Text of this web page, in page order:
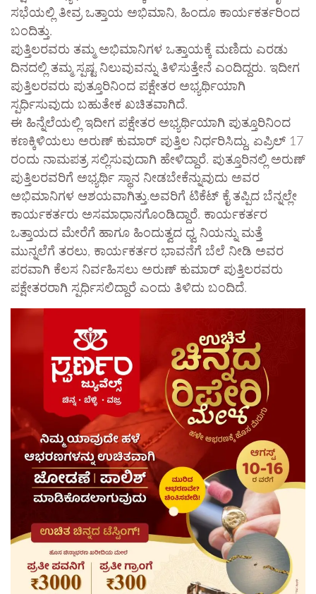
ಸಭೆಯಲ್ಲಿ ತೀವ್ರ ಒತ್ತಾಯ ಅಭಿಮಾನಿ, ಹಿಂದೂ ಕಾರ್ಯಕರ್ತರಿಂದ
ಬಂದಿತ್ತು.
ಪುತ್ತಿಲರವರು ತಮ್ಮ ಅಭಿಮಾನಿಗಳ ಒತ್ತಾಯಕ್ಕೆ ಮಣಿದು ಎರಡು
ದಿನದಲ್ಲಿ ತಮ್ಮ ಸ್ಪಷ್ಟ ನಿಲುವುವನ್ನು ತಿಳಿಸುತ್ತೇನೆ ಎಂದಿದ್ದರು. ಇದೀಗ
ಪುತ್ತಿಲರವರು ಪುತ್ತೂರಿನಿಂದ ಪಕ್ಷೇತರ ಅಭ್ಯರ್ಥಿಯಾಗಿ
ಸ್ಪರ್ಧಿಸುವುದು ಬಹುತೇಕ ಖಚಿತವಾಗಿದೆ.
ಈ ಹಿನ್ನೆಲೆಯಲ್ಲಿ ಇದೀಗ ಪಕ್ಷೇತರ ಅಭ್ಯರ್ಥಿಯಾಗಿ ಪುತ್ತೂರಿನಿಂದ
ಕಣಕ್ಕಿಳಿಯಲು ಅರುಣ್ ಕುಮಾರ್ ಪುತ್ತಿಲ ನಿರ್ಧರಿಸಿದ್ದು, ಏಪ್ರಿಲ್ 17
ರಂದು ನಾಮಪತ್ರ ಸಲ್ಲಿಸುವುದಾಗಿ ಹೇಳಿದ್ದಾರೆ. ಪುತ್ತೂರಿನಲ್ಲಿ ಅರುಣ್
ಪುತ್ತಿಲರವರಿಗೆ ಅಭ್ಯರ್ಥಿ ಸ್ಥಾನ ನೀಡಬೇಕೆನ್ನುವುದು ಅವರ
ಅಭಿಮಾನಿಗಳ ಆಶಯವಾಗಿತ್ತು.ಅವರಿಗೆ ಟಿಕೆಟ್ ಕೈ ತಪ್ಪಿದ ಬೆನ್ನಲ್ಲೇ
ಕಾರ್ಯಕರ್ತರು ಅಸಮಾಧಾನಗೊಂಡಿದ್ದಾರೆ. ಕಾರ್ಯಕರ್ತರ
ಒತ್ತಾಯದ ಮೇರೆಗೆ ಹಾಗೂ ಹಿಂದುತ್ವದ ಧ್ವ ನಿಯನ್ನು ಮತ್ತೆ
ಮುನ್ನಲೆಗೆ ತರಲು, ಕಾರ್ಯಕರ್ತರ ಭಾವನೆಗೆ ಬೆಲೆ ನೀಡಿ ಅವರ
ಪರವಾಗಿ ಕೆಲಸ ನಿರ್ವಹಿಸಲು ಅರುಣ್ ಕುಮಾರ್ ಪುತ್ತಿಲರವರು
ಪಕ್ಷೇತರರಾಗಿ ಸ್ಪರ್ಧಿಸಲಿದ್ದಾರೆ ಎಂದು ತಿಳಿದು ಬಂದಿದೆ.